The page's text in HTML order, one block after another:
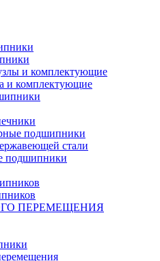
и комплектующие
и комплектующие
подшипники
стали
подшипники
ПЕРЕМЕЩЕНИЯ